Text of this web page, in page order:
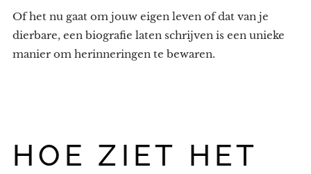
Of het nu gaat om jouw eigen leven of dat van je
dierbare, een biografie laten schrijven is een unieke
manier om herinneringen te bewaren.
HOE ZIET HET